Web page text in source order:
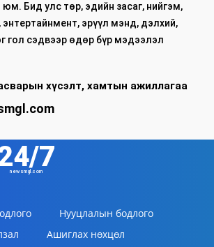
Бид улс төр, эдийн засаг, нийгэм,
энтертайнмент, эрүүл мэнд, дэлхий,
гол сэдвээр өдөр бүр мэдээлэл
хүсэлт, хамтын ажиллагаа
7
newsmgl.com
Нууцлалын бодлого
Ашиглах нөхцөл